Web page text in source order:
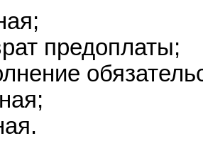
предоплаты;